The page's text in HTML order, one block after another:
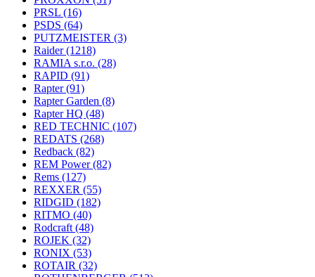
PRSL (16)
PSDS (64)
PUTZMEISTER (3)
Raider(1218)
RAMIA s.r.o. (28)
RAPID (91)
Rapter(91)
Rapter Garden (8)
Rapter HQ (48)
RED TECHNIC (107)
REDATS (268)
Redback (82)
REM Power(82)
Rems (127)
REXXER (55)
RIDGID (182)
RITMO (40)
Rodcraft (48)
ROJEK (32)
RONIX (53)
ROTAIR (32)